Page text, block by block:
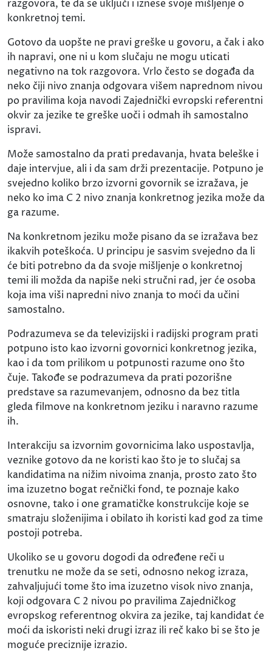
razgovora, te da se uključi i iznese svoje mišljenje o
konkretnoj temi.
Gotovo da uopšte ne pravi greške u govoru, a čak i ako
ih napravi, one ni u kom slučaju ne mogu uticati
negativno na tok razgovora. Vrlo često se događa da
neko čiji nivo znanja odgovara višem naprednom nivou
po pravilima koja navodi Zajednički evropski referentni
okvir za jezike te greške uoči i odmah ih samostalno
ispravi.
Može samostalno da prati predavanja, hvata beleške i
daje intervjue, ali i da sam drži prezentacije. Potpuno je
svejedno koliko brzo izvorni govornik se izražava, je
neko ko ima C 2 nivo znanja konkretnog jezika može da
ga razume.
Na konkretnom jeziku može pisano da se izražava bez
ikakvih poteškoća. U principu je sasvim svejedno da li
će biti potrebno da da svoje mišljenje o konkretnoj
temi ili možda da napiše neki stručni rad, jer će osoba
koja ima viši napredni nivo znanja to moći da učini
samostalno.
Podrazumeva se da televizijski i radijski program prati
potpuno isto kao izvorni govornici konkretnog jezika,
kao i da tom prilikom u potpunosti razume ono što
čuje. Takođe se podrazumeva da prati pozorišne
predstave sa razumevanjem, odnosno da bez titla
gleda filmove na konkretnom jeziku i naravno razume
ih.
Interakciju sa izvornim govornicima lako uspostavlja,
veznike gotovo da ne koristi kao što je to slučaj sa
kandidatima na nižim nivoima znanja, prosto zato što
ima izuzetno bogat rečnički fond, te poznaje kako
osnovne, tako i one gramatičke konstrukcije koje se
smatraju složenijima i obilato ih koristi kad god za time
postoji potreba.
Ukoliko se u govoru dogodi da određene reči u
trenutku ne može da se seti, odnosno nekog izraza,
zahvaljujući tome što ima izuzetno visok nivo znanja,
koji odgovara C 2 nivou po pravilima Zajedničkog
evropskog referentnog okvira za jezike, taj kandidat će
moći da iskoristi neki drugi izraz ili reč kako bi se što je
moguće preciznije izrazio.